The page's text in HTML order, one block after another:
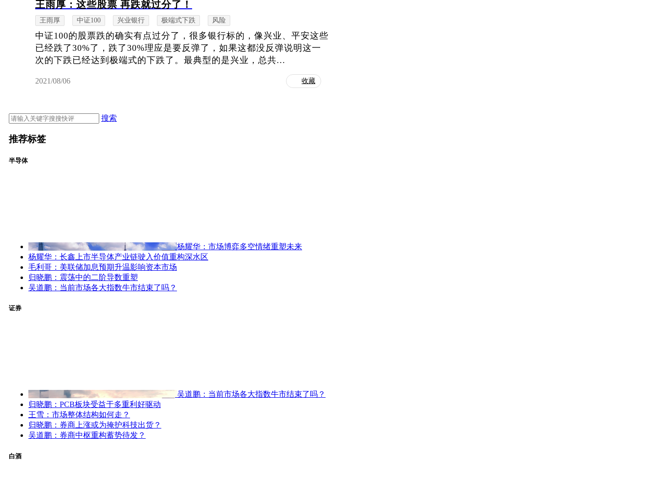
王雨厚：这些股票 再跌就过分了！
王雨厚 中证100 兴业银行 极端式下跌 风险
中证100的股票跌的确实有点过分了，很多银行标的，像兴业、平安这些
已经跌了30%了，跌了30%理应是要反弹了，如果这都没反弹说明这一
次的下跌已经达到极端式的下跌了。最典型的是兴业，总共...
2021/08/06 收藏
搜索
推荐标签
半导体
杨耀华：市场博弈多空情绪重塑未来
杨耀华：长鑫上市半导体产业链驶入价值重构深水区
毛利哥：美联储加息预期升温影响资本市场
归晓鹏：震荡中的二阶导数重塑
吴道鹏：当前市场各大指数牛市结束了吗？
证券
吴道鹏：当前市场各大指数牛市结束了吗？
归晓鹏：PCB板块受益于多重利好驱动
王雪：市场整体结构如何走？
归晓鹏：券商上涨或为掩护科技出货？
吴道鹏：券商中枢重构蓄势待发？
白酒